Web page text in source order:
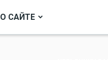
О САЙТЕ